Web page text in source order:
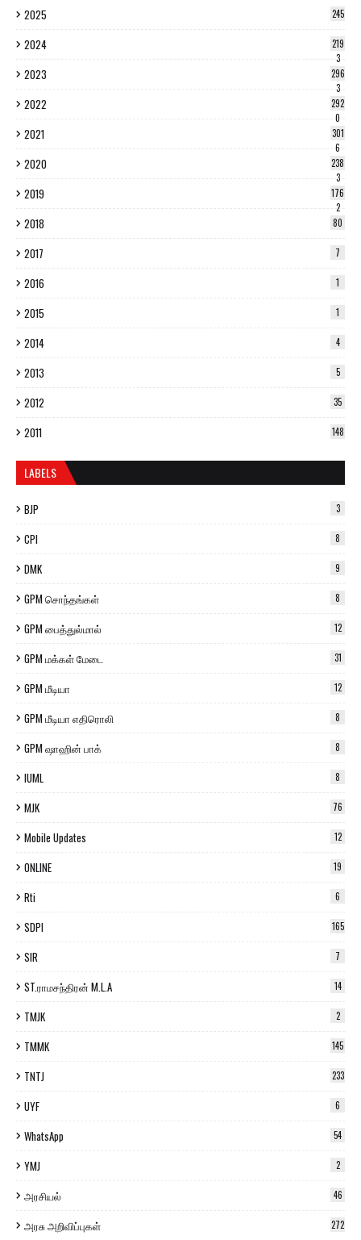
2025 245
2024
219
3
2023
296
3
2022
292
0
2021
301
6
2020
238
3
2019
176
2
2018 80
2017 7
2016 1
2015 1
2014 4
2013 5
2012 35
2011 148
LABELS
BJP 3
CPI 8
DMK 9
GPM சொந்தங்கள் 8
GPM பைத்துல்மால் 12
GPM மக்கள் மேடை 31
GPM மீடியா 12
GPM மீடியா எதிரொலி 8
GPM ஷாஹின் பாக் 8
IUML 8
MJK 76
Mobile Updates 12
ONLINE 19
Rti 6
SDPI 165
SIR 7
ST.ராமசந்திரன் M.L.A 14
TMJK 2
TMMK 145
TNTJ 233
UYF 6
WhatsApp 54
YMJ 2
அரசியல் 46
அரசு அறிவிப்புகள் 272